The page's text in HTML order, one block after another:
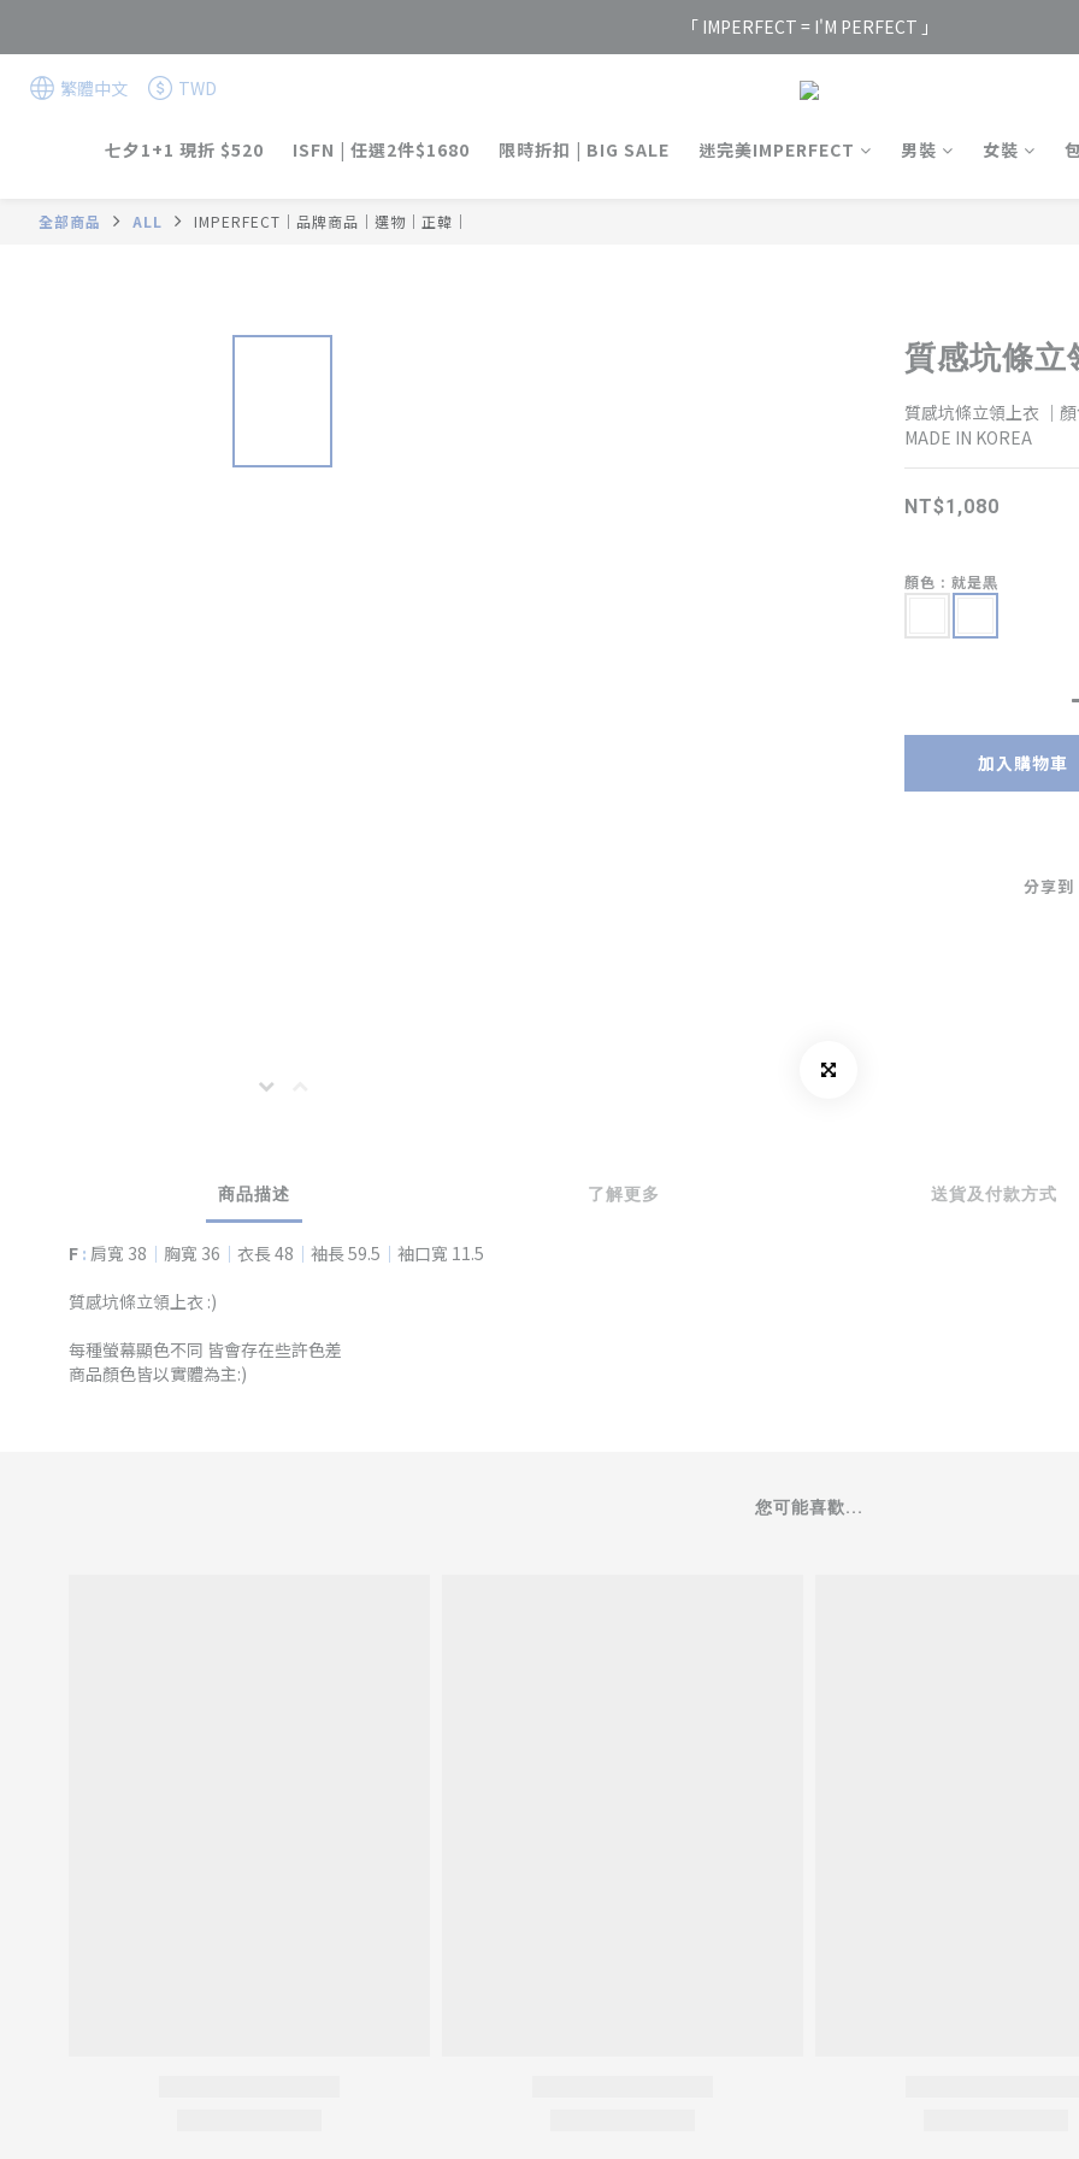
「 IMPERFECT = I'M PERFECT 」
繁體中文 TWD
七夕1+1 現折 $520 ISFN | 任選2件$1680 限時折扣 | BIG SALE 迷完美IMPERFECT 男裝 女裝
全部商品 ALL IMPERFECT｜品牌商品｜選物｜正韓｜
質感坑條立
質感坑條立領上衣 ｜
MADE IN KOREA
NT$1,080
顏色 : 就是黒
加入購物車
分享到
商品描述 了解更多 送貨及付款方式
F : 肩寬 38 ｜ 胸寬 36 ｜ 衣長 48 ｜ 袖長 59.5 ｜ 袖口寬 11.5
質感坑條立領上衣 :)
每種螢幕顯色不同 皆會存在些許色差
商品顏色皆以實體為主:)
您可能喜歡...